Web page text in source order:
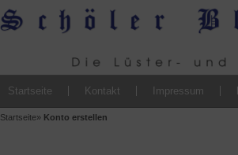
Startseite Kontakt Impressum
Startseite» Konto erstellen